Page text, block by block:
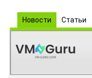
Новости Статьи